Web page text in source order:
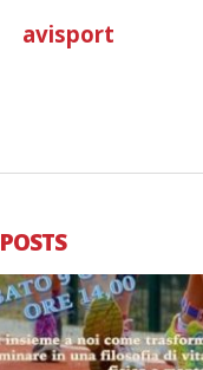
avisport
POSTS